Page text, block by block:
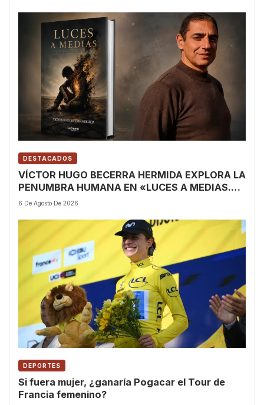
DESTACADOS
VÍCTOR HUGO BECERRA HERMIDA EXPLORA LA
PENUMBRA HUMANA EN «LUCES A MEDIAS.
RELATOS DE LA VIDA EN PENUMBRA»
6 De Agosto De 2026
DEPORTES
Si fuera mujer, ¿ganaría Pogacar el Tour de
Francia femenino?